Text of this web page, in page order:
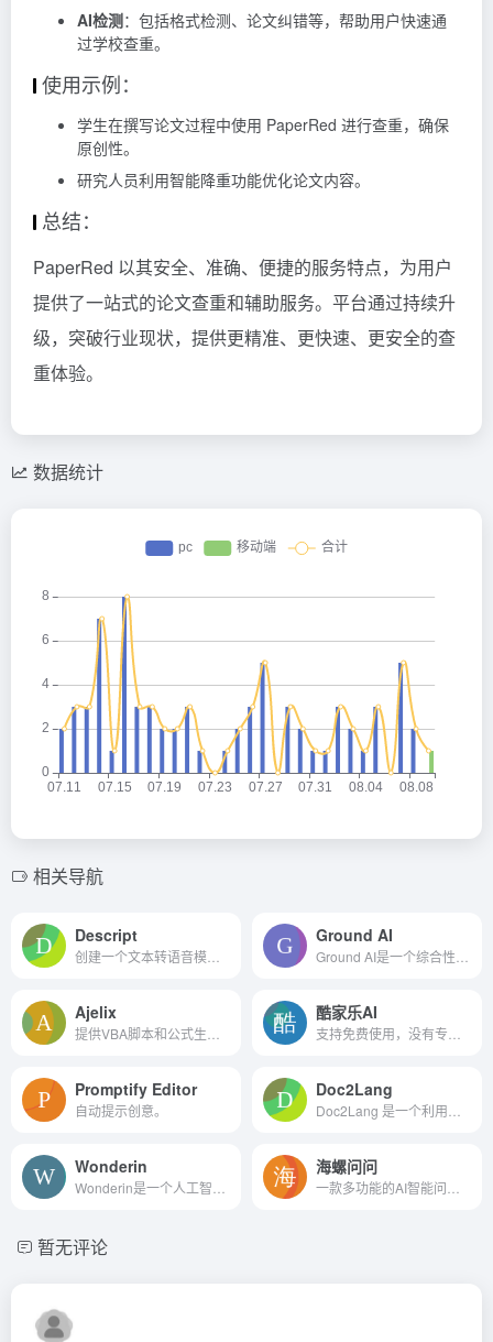
AI检测：包括格式检测、论文纠错等，帮助用户快速通
过学校查重。
使用示例：
学生在撰写论文过程中使用 PaperRed 进行查重，确保
原创性。
研究人员利用智能降重功能优化论文内容。
总结：
PaperRed 以其安全、准确、便捷的服务特点，为用户
提供了一站式的论文查重和辅助服务。平台通过持续升
级，突破行业现状，提供更精准、更快速、更安全的查
重体验。
数据统计
相关导航
Descript Ground AI
Ajelix 酷家乐AI
Promptify Editor
自动提示创意。
Doc2Lang
Wonderin 海螺问问
暂无评论